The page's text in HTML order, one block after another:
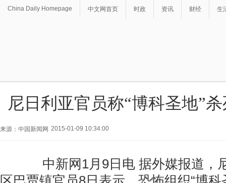
China Daily Homepage 中文网首页 时政 资讯 财经 生
尼日利亚官员称“博科圣地”
来源：中国新闻网 2015-01-09 10:34:00
中新网1月9日电 据外媒报道，